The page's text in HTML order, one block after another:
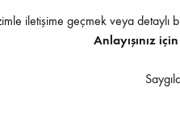
iletişime geçmek veya detaylı
Anlayışınız